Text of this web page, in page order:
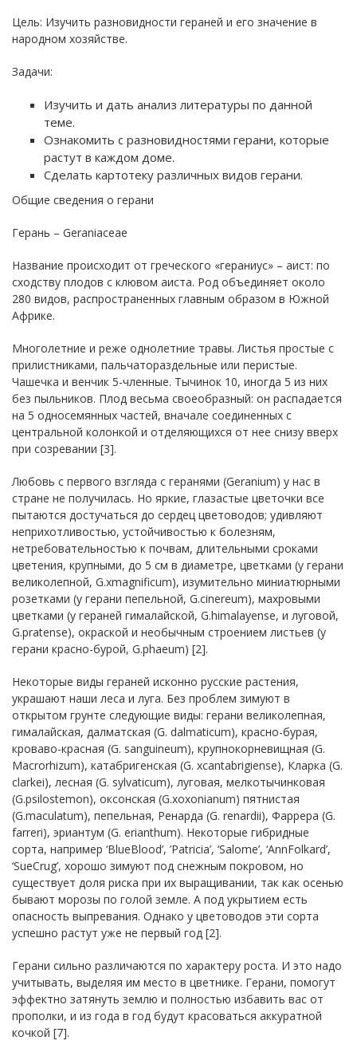
Цель: Изучить разновидности гераней и его значение в
народном хозяйстве.
Задачи:
Изучить и дать анализ литературы по данной
теме.
Ознакомить с разновидностями герани, которые
растут в каждом доме.
Сделать картотеку различных видов герани.
Общие сведения о герани
Герань – Geraniaceae
Название происходит от греческого «гераниус» – аист: по
сходству плодов с клювом аиста. Род объединяет около
280 видов, распространенных главным образом в Южной
Африке.
Многолетние и реже однолетние травы. Листья простые с
прилистниками, пальчатораздельные или перистые.
Чашечка и венчик 5-членные. Тычинок 10, иногда 5 из них
без пыльников. Плод весьма своеобразный: он распадается
на 5 односемянных частей, вначале соединенных с
центральной колонкой и отделяющихся от нее снизу вверх
при созревании [3].
Любовь с первого взгляда с геранями (Geranium) у нас в
стране не получилась. Но яркие, глазастые цветочки все
пытаются достучаться до сердец цветоводов; удивляют
неприхотливостью, устойчивостью к болезням,
нетребовательностью к почвам, длительными сроками
цветения, крупными, до 5 см в диаметре, цветками (у герани
великолепной, G.xmagnificum), изумительно миниатюрными
розетками (у герани пепельной, G.cinereum), махровыми
цветками (у гераней гималайской, G.himalayense, и луговой,
G.pratense), окраской и необычным строением листьев (у
герани красно-бурой, G.phaeum) [2].
Некоторые виды гераней исконно русские растения,
украшают наши леса и луга. Без проблем зимуют в
открытом грунте следующие виды: герани великолепная,
гималайская, далматская (G. dalmaticum), красно-бурая,
кроваво-красная (G. sanguineum), крупнокорневищная (G.
Macrorhizum), катабригенская (G. xcantabrigiense), Кларка (G.
clarkei), лесная (G. sylvaticum), луговая, мелкотычинковая
(G.psilostemon), оксонская (G.xoxonianum) пятнистая
(G.maculatum), пепельная, Ренарда (G. renardii), Фаррера (G.
farreri), эриантум (G. erianthum). Некоторые гибридные
сорта, например ‘BlueBlood’, ’Patricia’, ‘Salome’, ‘AnnFolkard’,
‘SueCrug’, хорошо зимуют под снежным покровом, но
существует доля риска при их выращивании, так как осенью
бывают морозы по голой земле. А под укрытием есть
опасность выпревания. Однако у цветоводов эти сорта
успешно растут уже не первый год [2].
Герани сильно различаются по характеру роста. И это надо
учитывать, выделяя им место в цветнике. Герани, помогут
эффектно затянуть землю и полностью избавить вас от
прополки, и из года в год будут красоваться аккуратной
кочкой [7].